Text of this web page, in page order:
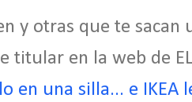
y otras que te sacan
titular en la web de EL
en una silla... e IKEA